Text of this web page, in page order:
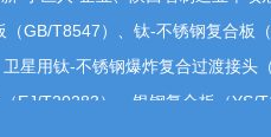
您好，感谢您的关注。报告期内
材料间的性能互补，开发出了兼
（GB/T8547）、钛-不锈钢复合板
卫星用钛-不锈钢爆炸复合过渡接头
EJ/T20283）、银钢复合板（YS/